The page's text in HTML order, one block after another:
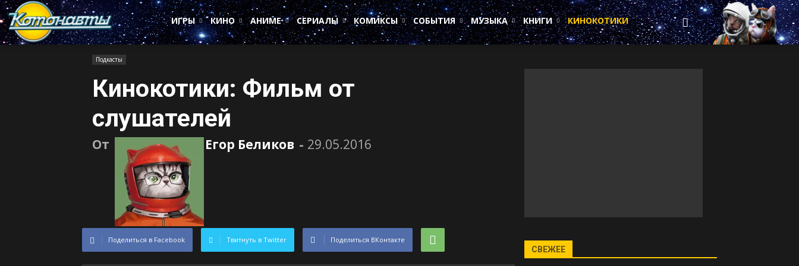
Котонавты
ИГРЫ
КИНО АНИМЕ СЕРИАЛЫ КОМИКСЫ СОБЫТИЯ МУЗЫКА КНИГИ КИНОКОТИКИ
Подкасты
Кинокотики: Фильм от
слушателей
От Егор Беликов - 29.05.2016
Поделиться в Facebook Твитнуть в Twitter Поделиться ВКонтакте
СВЕЖЕЕ